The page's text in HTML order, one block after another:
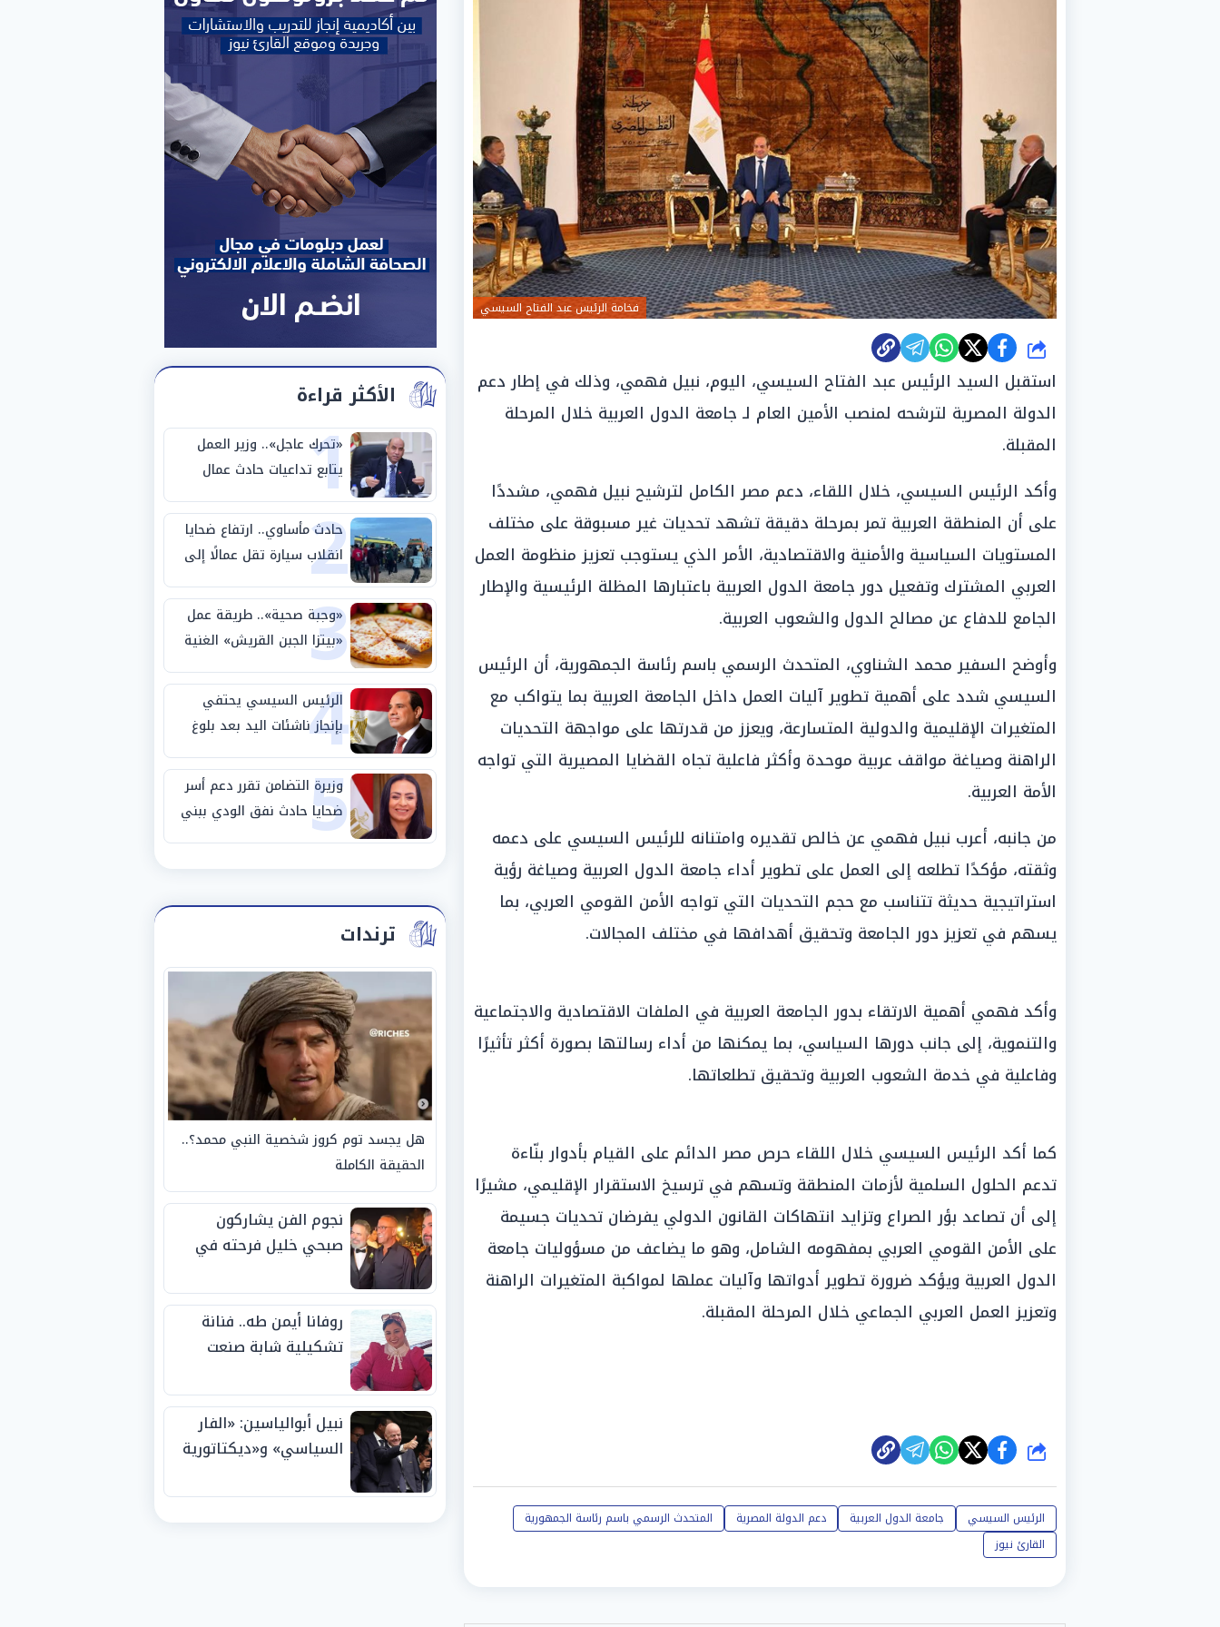
فخامة الرئيس عبد الفتاح السيسي
شارك
استقبل السيد الرئيس عبد الفتاح السيسي، اليوم، نبيل فهمي، وذلك في إطار دعم
الدولة المصرية لترشحه لمنصب الأمين العام لـ جامعة الدول العربية خلال المرحلة
المقبلة.
وأكد الرئيس السيسي، خلال اللقاء، دعم مصر الكامل لترشيح نبيل فهمي، مشددًا
على أن المنطقة العربية تمر بمرحلة دقيقة تشهد تحديات غير مسبوقة على مختلف
المستويات السياسية والأمنية والاقتصادية، الأمر الذي يستوجب تعزيز منظومة العمل
العربي المشترك وتفعيل دور جامعة الدول العربية باعتبارها المظلة الرئيسية والإطار
الجامع للدفاع عن مصالح الدول والشعوب العربية.
وأوضح السفير محمد الشناوي، المتحدث الرسمي باسم رئاسة الجمهورية، أن الرئيس
السيسي شدد على أهمية تطوير آليات العمل داخل الجامعة العربية بما يتواكب مع
المتغيرات الإقليمية والدولية المتسارعة، ويعزز من قدرتها على مواجهة التحديات
الراهنة وصياغة مواقف عربية موحدة وأكثر فاعلية تجاه القضايا المصيرية التي تواجه
الأمة العربية.
من جانبه، أعرب نبيل فهمي عن خالص تقديره وامتنانه للرئيس السيسي على دعمه
وثقته، مؤكدًا تطلعه إلى العمل على تطوير أداء جامعة الدول العربية وصياغة رؤية
استراتيجية حديثة تتناسب مع حجم التحديات التي تواجه الأمن القومي العربي، بما
يسهم في تعزيز دور الجامعة وتحقيق أهدافها في مختلف المجالات.
وأكد فهمي أهمية الارتقاء بدور الجامعة العربية في الملفات الاقتصادية والاجتماعية
والتنموية، إلى جانب دورها السياسي، بما يمكنها من أداء رسالتها بصورة أكثر تأثيرًا
وفاعلية في خدمة الشعوب العربية وتحقيق تطلعاتها.
كما أكد الرئيس السيسي خلال اللقاء حرص مصر الدائم على القيام بأدوار بنّاءة
تدعم الحلول السلمية لأزمات المنطقة وتسهم في ترسيخ الاستقرار الإقليمي، مشيرًا
إلى أن تصاعد بؤر الصراع وتزايد انتهاكات القانون الدولي يفرضان تحديات جسيمة
على الأمن القومي العربي بمفهومه الشامل، وهو ما يضاعف من مسؤوليات جامعة
الدول العربية ويؤكد ضرورة تطوير أدواتها وآليات عملها لمواكبة المتغيرات الراهنة
وتعزيز العمل العربي الجماعي خلال المرحلة المقبلة.
شارك
الرئيس السيسي جامعة الدول العربية دعم الدولة المصرية
المتحدث الرسمي باسم رئاسة الجمهورية
القارئ نيوز
الأكثر قراءة
1
«تحرك عاجل».. وزير العمل
يتابع تداعيات حادث عمال
طريق بني سويف الصحراوي
2
حادث مأساوي.. ارتفاع ضحايا
انقلاب سيارة تقل عمالًا إلى
14 شخصًا
3
«وجبة صحية».. طريقة عمل
«بيتزا الجبن القريش» الغنية
بالبروتين
4
الرئيس السيسي يحتفي
بإنجاز ناشئات اليد بعد بلوغ
نصف نهائي كأس العالم
5
وزيرة التضامن تقرر دعم أسر
ضحايا حادث نفق الودي ببني
سويف
ترندات
هل يجسد توم كروز شخصية النبي محمد؟..
الحقيقة الكاملة
نجوم الفن يشاركون
صبحي خليل فرحته في
روفانا أيمن طه.. فنانة
تشكيلية شابة صنعت
الجوائز منذ الصغر
نبيل أبوالياسين: «الفار
السياسي» و«ديكتاتورية
الفيفا».. وإقالة